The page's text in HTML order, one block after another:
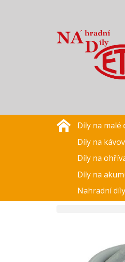
Díly na malé
Díly na
Díly na
Díly na
Nahradní